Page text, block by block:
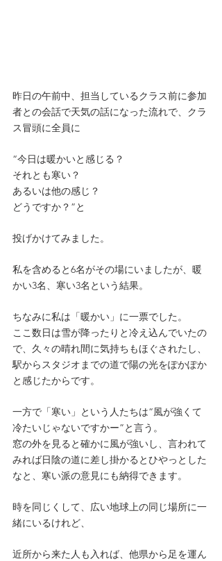
昨日の午前中、担当しているクラス前に参加
者との会話で天気の話になった流れで、クラ
ス冒頭に全員に
“今日は暖かいと感じる？
それとも寒い？
あるいは他の感じ？
どうですか？”と
投げかけてみました。
私を含めると6名がその場にいましたが、暖
かい3名、寒い3名という結果。
ちなみに私は「暖かい」に一票でした。
ここ数日は雪が降ったりと冷え込んでいたの
で、久々の晴れ間に気持ちもほぐされたし、
駅からスタジオまでの道で陽の光をぽかぽか
と感じたからです。
一方で「寒い」という人たちは“風が強くて
冷たいじゃないですかー”と言う。
窓の外を見ると確かに風が強いし、言われて
みれば日陰の道に差し掛かるとひやっとした
なと、寒い派の意見にも納得できます。
時を同じくして、広い地球上の同じ場所に一
緒にいるけれど、
近所から来た人も入れば、他県から足を運ん